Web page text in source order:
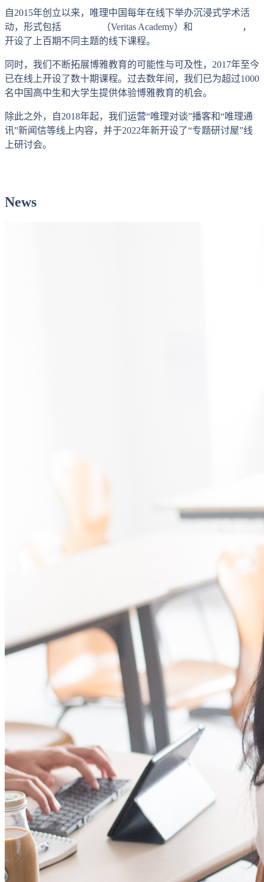
自2015年创立以来，唯理中国每年在线下举办沉浸式学术活
动，形式包括
（Veritas Academy）和
，
开设了上百期不同主题的线下课程。
同时，我们不断拓展博雅教育的可能性与可及性，2017年至今
已在线上开设了数十期课程。过去数年间，我们已为超过1000
名中国高中生和大学生提供体验博雅教育的机会。
除此之外，自2018年起，我们运营“唯理对谈”播客和“唯理通
讯”新闻信等线上内容，并于2022年新开设了“专题研讨屋”线
上研讨会。
News